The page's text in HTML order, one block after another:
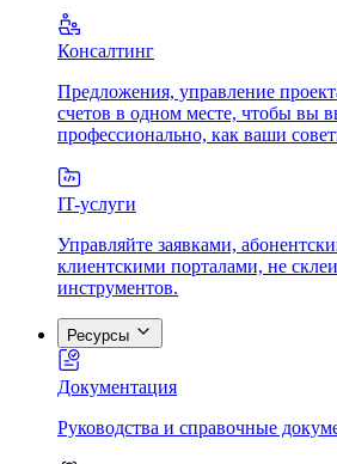
Консалтинг
Предложения, управление
счетов в одном месте, чтобы вы
профессионально, как ваши
IT-услуги
Управляйте заявками,
клиентскими порталами, не
инструментов.
Ресурсы
Документация
Руководства и справочные